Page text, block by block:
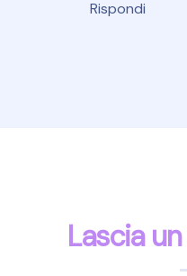
Rispondi
Lascia